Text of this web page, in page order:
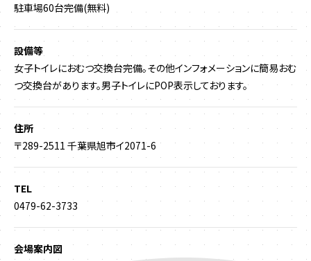
駐車場60台完備(無料)
設備等
女子トイレにおむつ交換台完備。その他インフォメーションに簡易おむ
つ交換台があります。男子トイレにPOP表示しております。
住所
〒289-2511 千葉県旭市イ2071-6
TEL
0479-62-3733
会場案内図